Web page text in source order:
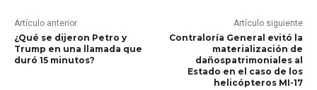
Artículo anterior
¿Qué se dijeron Petro y
Trump en una llamada que
duró 15 minutos?
Artículo siguiente
Contraloría General evitó la
materialización de
dañospatrimoniales al
Estado en el caso de los
helicópteros MI-17